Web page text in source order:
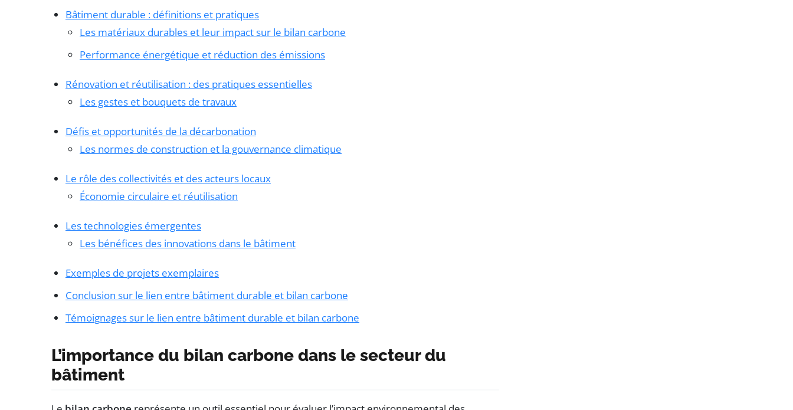
Bâtiment durable : définitions et pratiques
Les matériaux durables et leur impact sur le bilan carbone
Performance énergétique et réduction des émissions
Rénovation et réutilisation : des pratiques essentielles
Les gestes et bouquets de travaux
Défis et opportunités de la décarbonation
Les normes de construction et la gouvernance climatique
Le rôle des collectivités et des acteurs locaux
Économie circulaire et réutilisation
Les technologies émergentes
Les bénéfices des innovations dans le bâtiment
Exemples de projets exemplaires
Conclusion sur le lien entre bâtiment durable et bilan carbone
Témoignages sur le lien entre bâtiment durable et bilan carbone
L’importance du bilan carbone dans le secteur du
bâtiment